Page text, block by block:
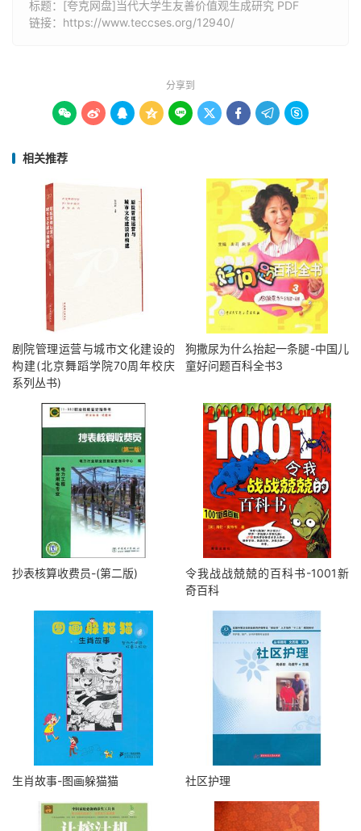
标题：[夸克网盘]当代大学生友善价值观生成研究 PDF
链接： https://www.teccses.org/12940/
分享到
        
相关推荐
剧院管理运营与城市文化建设的
构建(北京舞蹈学院70周年校庆
系列丛书)
狗撒尿为什么抬起一条腿-中国儿
童好问题百科全书3
抄表核算收费员-(第二版)
令我战战兢兢的百科书-1001新
奇百科
生肖故事-图画躲猫猫 社区护理